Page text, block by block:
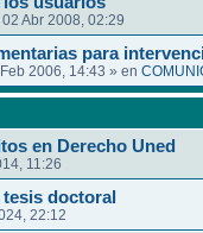
02 Abr 2008, 02:29
para
2006, 14:43 » en
en Derecho Uned
11:26
tesis doctoral
22:12